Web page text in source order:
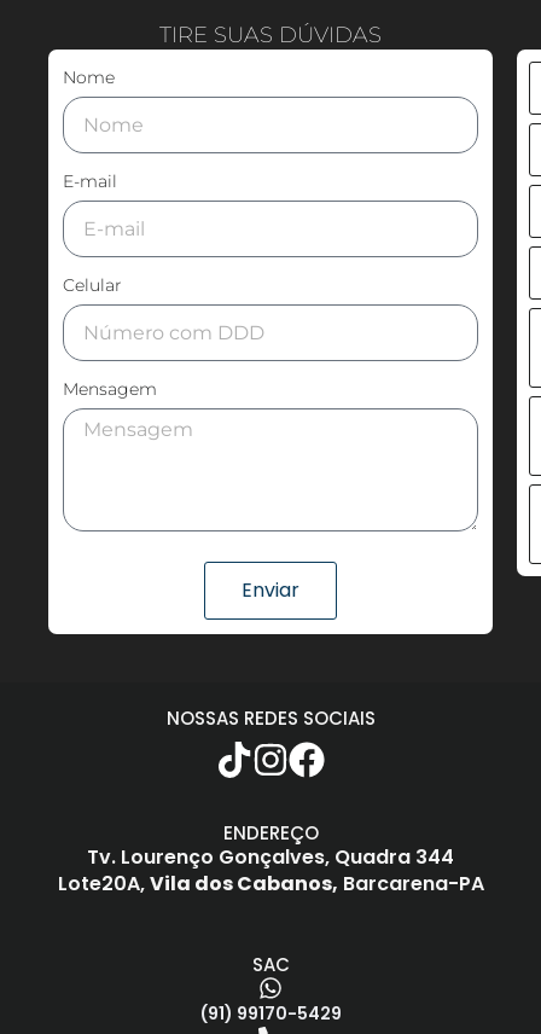
TIRE SUAS DÚVIDAS
Nome
E-mail
Celular
Mensagem
Enviar
SAC
(91) 99170-5429
ENDEREÇO
Tv. Lourenço Gonçalves, Quadra 344
Lote20A,Vila dos Cabanos, Barcarena-PA
NOSSAS REDES SOCIAIS